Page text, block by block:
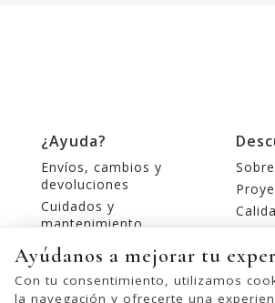
¿Ayuda?
Envíos, cambios y
devoluciones
Cuidados y
mantenimiento
Contacte con nosotros
Ayúdanos a mejorar tu
Con tu consentimiento, utilizamos
la navegación y ofrecerte una